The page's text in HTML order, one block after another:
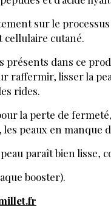
sur le
cellulaire cutané.
présents dans ce
raffermir, lisser la
rides.
la perte de
les peaux en manque
peau paraît bien lisse,
booster).